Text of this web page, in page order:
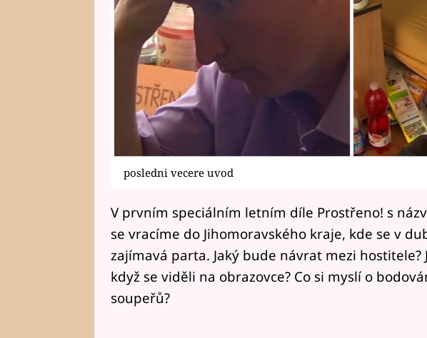
posledni vecere uvod
V prvním speciálním letním díle Prostřeno! s
se vracíme do Jihomoravského kraje, kde se v
zajímavá parta. Jaký bude návrat mezi hostitele?
když se viděli na obrazovce? Co si myslí o
soupeřů?